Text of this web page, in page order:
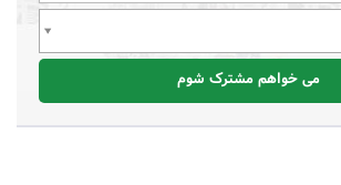
می خواهم مشترک شوم